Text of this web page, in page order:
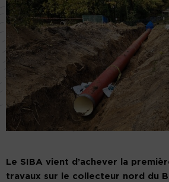
Le SIBA vient d’achever la
travaux sur le collecteur nord du